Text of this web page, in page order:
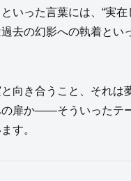
いった言葉には、“実在
去の幻影への執着とい
向き合うこと、それは
の扉か——そういったテ
す。